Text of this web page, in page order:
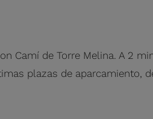
Camí de Torre Melina. A 2
plazas de aparcamiento,